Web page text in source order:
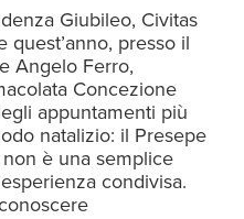
Giubileo, Civitas
presso il
Angelo Ferro,
Concezione
appuntamenti più
natalizio: il Presepe
è una semplice
condivisa.